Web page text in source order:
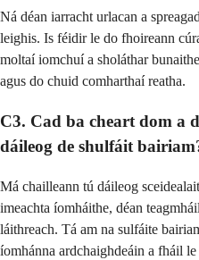
Ná déan iarracht urlacan a
leighis. Is féidir le do fhoireann
moltaí iomchuí a sholáthar
agus do chuid comharthaí reatha.
C3. Cad ba cheart dom a
dáileog de shulfáit
Má chailleann tú dáileog
imeachta íomháithe, déan
láithreach. Tá am na sulfáite
íomhánna ardchaighdeáin a fháil